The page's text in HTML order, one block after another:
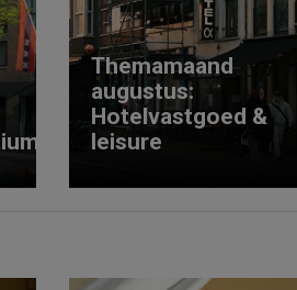
Themamaand
augustus:
Hotelvastgoed &
leisure